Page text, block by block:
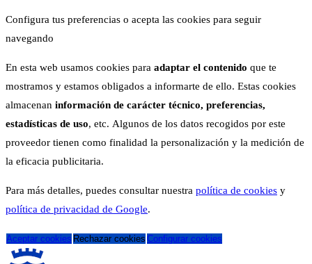
Configura tus preferencias o acepta las cookies para seguir
navegando
En esta web usamos cookies para adaptar el contenido que te
mostramos y estamos obligados a informarte de ello. Estas cookies
almacenan información de carácter técnico, preferencias,
estadísticas de uso, etc. Algunos de los datos recogidos por este
proveedor tienen como finalidad la personalización y la medición de
la eficacia publicitaria.
Para más detalles, puedes consultar nuestra política de cookies y
política de privacidad de Google.
Aceptar cookies Rechazar cookies Configurar cookies